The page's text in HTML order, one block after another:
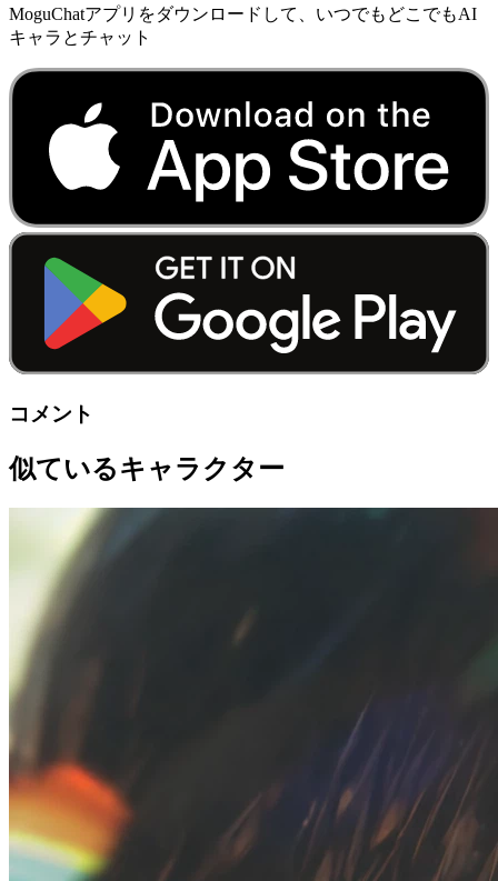
MoguChatアプリをダウンロードして、いつでもどこでもAI
キャラとチャット
コメント
似ているキャラクター